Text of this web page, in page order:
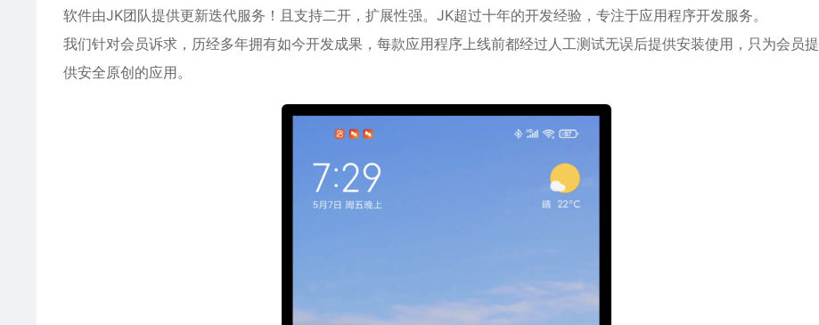
软件由JK团队提供更新迭代服务！且支持二开，扩展性强。JK超过十年的开发经验，专注于应用程序开发服务。
我们针对会员诉求，历经多年拥有如今开发成果，每款应用程序上线前都经过人工测试无误后提供安装使用，只为会员提
供安全原创的应用。